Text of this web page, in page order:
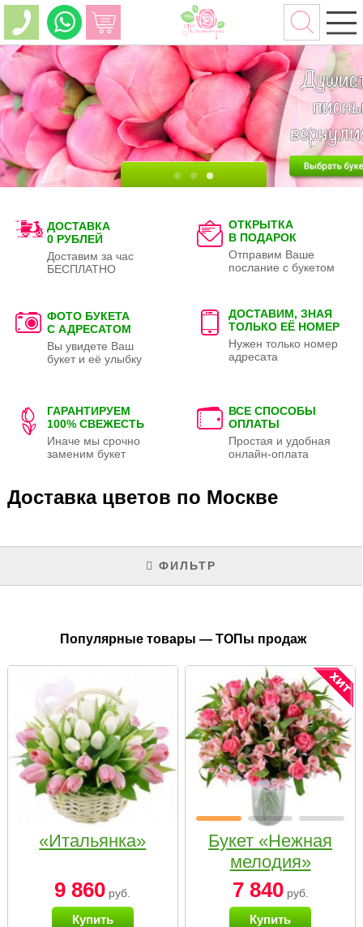
ДОСТАВКА
0 РУБЛЕЙ
Доставим за час
БЕСПЛАТНО
ОТКРЫТКА
В ПОДАРОК
Отправим Ваше
послание с букетом
ФОТО БУКЕТА
С АДРЕСАТОМ
Вы увидете Ваш
букет и её улыбку
ДОСТАВИМ, ЗНАЯ
ТОЛЬКО ЕЁ НОМЕР
Нужен только номер
адресата
ГАРАНТИРУЕМ
100% СВЕЖЕСТЬ
Иначе мы срочно
заменим букет
ВСЕ СПОСОБЫ
ОПЛАТЫ
Простая и удобная
онлайн-оплата
Доставка цветов по Москве
ФИЛЬТР
Популярные товары — ТОПы продаж
«Итальянка»
9 860 руб.
Купить
Букет «Нежная
мелодия»
7 840руб.
Купить